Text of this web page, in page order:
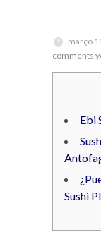
março
comments
Ebi
Sushi